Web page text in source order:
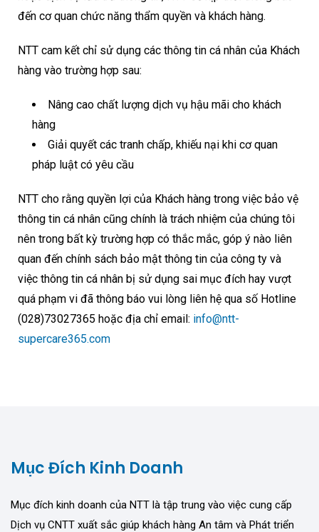
đến cơ quan chức năng thẩm quyền và khách hàng.
NTT cam kết chỉ sử dụng các thông tin cá nhân của Khách
hàng vào trường hợp sau:
Nâng cao chất lượng dịch vụ hậu mãi cho khách
hàng
Giải quyết các tranh chấp, khiếu nại khi cơ quan
pháp luật có yêu cầu
NTT cho rằng quyền lợi của Khách hàng trong việc bảo vệ
thông tin cá nhân cũng chính là trách nhiệm của chúng tôi
nên trong bất kỳ trường hợp có thắc mắc, góp ý nào liên
quan đến chính sách bảo mật thông tin của công ty và
việc thông tin cá nhân bị sử dụng sai mục đích hay vượt
quá phạm vi đã thông báo vui lòng liên hệ qua số Hotline
(028)73027365 hoặc địa chỉ email: info@ntt-
supercare365.com
Mục Đích Kinh Doanh
Mục đích kinh doanh của NTT là tập trung vào việc cung cấp
Dịch vụ CNTT xuất sắc giúp khách hàng An tâm và Phát triển